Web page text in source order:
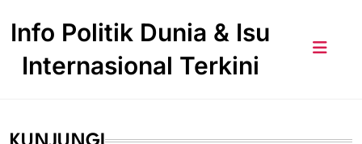
Info Politik Dunia & Isu
Internasional Terkini